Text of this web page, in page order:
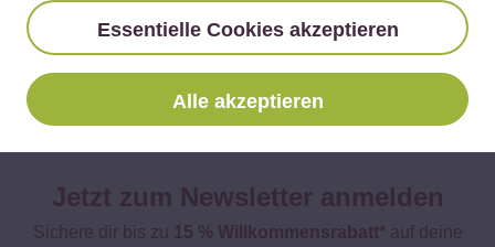
50 min
Aprikosen-Feta-Salat mit Rotem Reis
Jetzt zum Newsletter anmelden
Sichere dir bis zu 15 % Willkommensrabatt*auf deine
Essentielle Cookies akzeptieren
Alle akzeptieren